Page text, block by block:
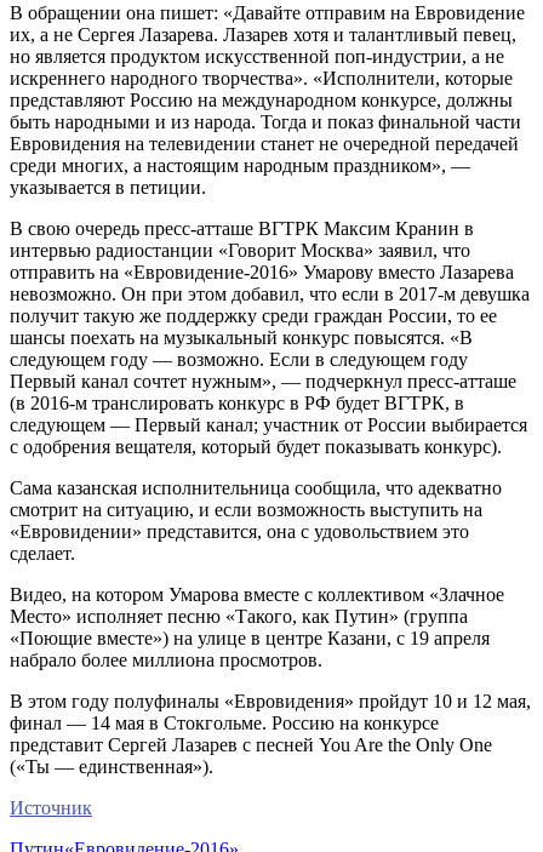
В обращении она пишет: «Давайте отправим на Евровидение
их, а не Сергея Лазарева. Лазарев хотя и талантливый певец,
но является продуктом искусственной поп-индустрии, а не
искреннего народного творчества». «Исполнители, которые
представляют Россию на международном конкурсе, должны
быть народными и из народа. Тогда и показ финальной части
Евровидения на телевидении станет не очередной передачей
среди многих, а настоящим народным праздником», —
указывается в петиции.
В свою очередь пресс-атташе ВГТРК Максим Кранин в
интервью радиостанции «Говорит Москва» заявил, что
отправить на «Евровидение-2016» Умарову вместо Лазарева
невозможно. Он при этом добавил, что если в 2017-м девушка
получит такую же поддержку среди граждан России, то ее
шансы поехать на музыкальный конкурс повысятся. «В
следующем году — возможно. Если в следующем году
Первый канал сочтет нужным», — подчеркнул пресс-атташе
(в 2016-м транслировать конкурс в РФ будет ВГТРК, в
следующем — Первый канал; участник от России выбирается
с одобрения вещателя, который будет показывать конкурс).
Сама казанская исполнительница сообщила, что адекватно
смотрит на ситуацию, и если возможность выступить на
«Евровидении» представится, она с удовольствием это
сделает.
Видео, на котором Умарова вместе с коллективом «Злачное
Место» исполняет песню «Такого, как Путин» (группа
«Поющие вместе») на улице в центре Казани, с 19 апреля
набрало более миллиона просмотров.
В этом году полуфиналы «Евровидения» пройдут 10 и 12 мая,
финал — 14 мая в Стокгольме. Россию на конкурсе
представит Сергей Лазарев с песней You Are the Only One
(«Ты — единственная»).
Источник